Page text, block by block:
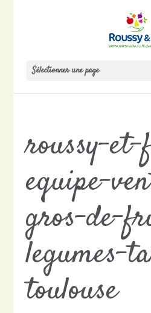
Sélectionner une page
roussy-
equipe-
gros-de-
legumes-
toulouse